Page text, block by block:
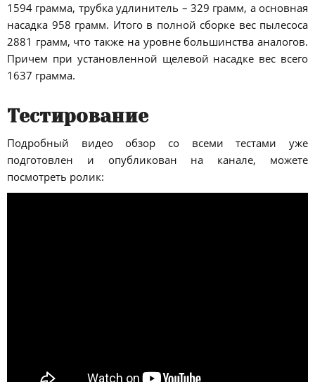
1594 грамма, трубка удлинитель – 329 грамм, а основная
насадка 958 грамм. Итого в полной сборке вес пылесоса
2881 грамм, что также на уровне большинства аналогов.
Причем при установленной щелевой насадке вес всего
1637 грамма.
Тестирование
Подробный видео обзор со всеми тестами уже
подготовлен и опубликован на канале, можете
посмотреть ролик: